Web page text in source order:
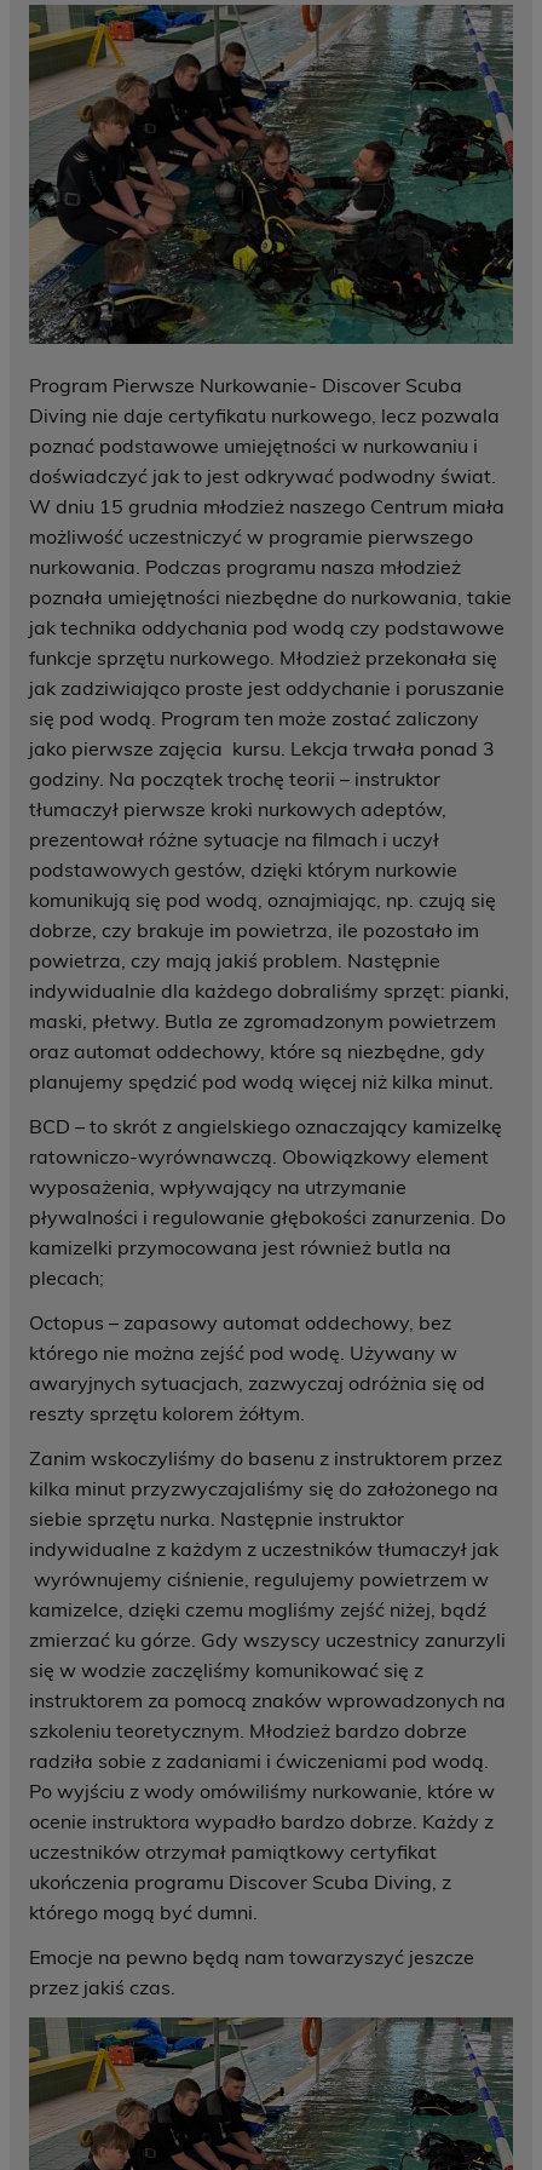
Program Pierwsze Nurkowanie- Discover Scuba
Diving nie daje certyfikatu nurkowego, lecz pozwala
poznać podstawowe umiejętności w nurkowaniu i
doświadczyć jak to jest odkrywać podwodny świat.
W dniu 15 grudnia młodzież naszego Centrum miała
możliwość uczestniczyć w programie pierwszego
nurkowania. Podczas programu nasza młodzież
poznała umiejętności niezbędne do nurkowania, takie
jak technika oddychania pod wodą czy podstawowe
funkcje sprzętu nurkowego. Młodzież przekonała się
jak zadziwiająco proste jest oddychanie i poruszanie
się pod wodą. Program ten może zostać zaliczony
jako pierwsze zajęcia kursu. Lekcja trwała ponad 3
godziny. Na początek trochę teorii – instruktor
tłumaczył pierwsze kroki nurkowych adeptów,
prezentował różne sytuacje na filmach i uczył
podstawowych gestów, dzięki którym nurkowie
komunikują się pod wodą, oznajmiając, np. czują się
dobrze, czy brakuje im powietrza, ile pozostało im
powietrza, czy mają jakiś problem. Następnie
indywidualnie dla każdego dobraliśmy sprzęt: pianki,
maski, płetwy. Butla ze zgromadzonym powietrzem
oraz automat oddechowy, które są niezbędne, gdy
planujemy spędzić pod wodą więcej niż kilka minut.
BCD – to skrót z angielskiego oznaczający kamizelkę
ratowniczo-wyrównawczą. Obowiązkowy element
wyposażenia, wpływający na utrzymanie
pływalności i regulowanie głębokości zanurzenia. Do
kamizelki przymocowana jest również butla na
plecach;
Octopus – zapasowy automat oddechowy, bez
którego nie można zejść pod wodę. Używany w
awaryjnych sytuacjach, zazwyczaj odróżnia się od
reszty sprzętu kolorem żółtym.
Zanim wskoczyliśmy do basenu z instruktorem przez
kilka minut przyzwyczajaliśmy się do założonego na
siebie sprzętu nurka. Następnie instruktor
indywidualne z każdym z uczestników tłumaczył jak
wyrównujemy ciśnienie, regulujemy powietrzem w
kamizelce, dzięki czemu mogliśmy zejść niżej, bądź
zmierzać ku górze. Gdy wszyscy uczestnicy zanurzyli
się w wodzie zaczęliśmy komunikować się z
instruktorem za pomocą znaków wprowadzonych na
szkoleniu teoretycznym. Młodzież bardzo dobrze
radziła sobie z zadaniami i ćwiczeniami pod wodą.
Po wyjściu z wody omówiliśmy nurkowanie, które w
ocenie instruktora wypadło bardzo dobrze. Każdy z
uczestników otrzymał pamiątkowy certyfikat
ukończenia programu Discover Scuba Diving, z
którego mogą być dumni.
Emocje na pewno będą nam towarzyszyć jeszcze
przez jakiś czas.